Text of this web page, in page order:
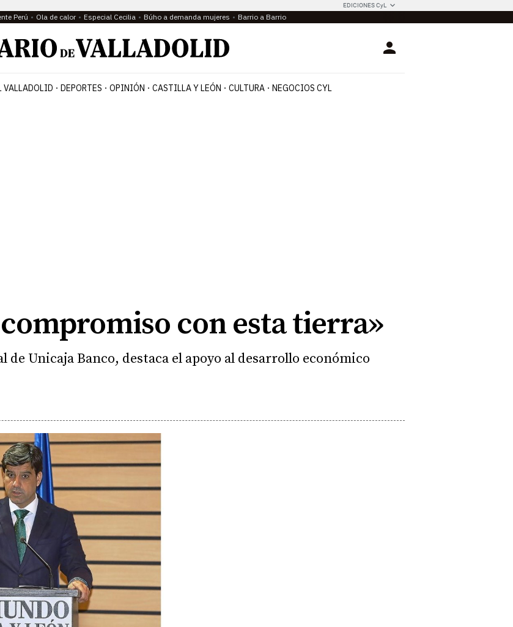
EDICIONES CyL
Perú Ola de calor Especial Cecilia Búho a demanda mujeres Barrio a Barrio
Login
VALLADOLID DEPORTES OPINIÓN CASTILLA Y LEÓN CULTURA NEGOCIOS CYL
con esta tierra»
Unicaja Banco, destaca el apoyo al desarrollo económico